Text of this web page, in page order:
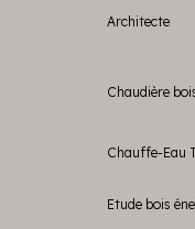
Architecte
Chaudière
Chauffe-Eau
Etude bois